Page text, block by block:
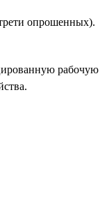
опрошенных).
рабочую